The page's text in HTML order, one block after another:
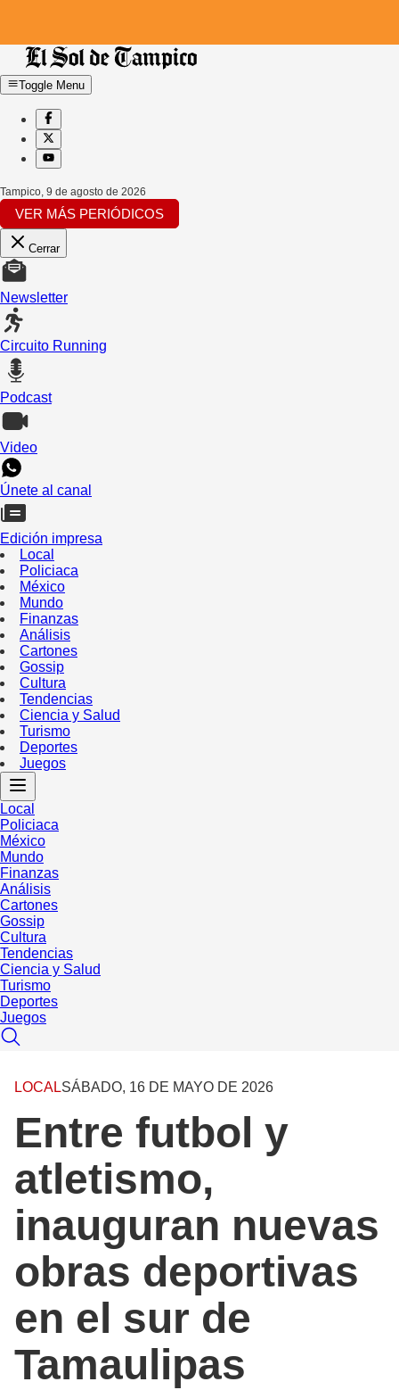
Toggle Menu
Tampico, 9 de agosto de 2026
VER MÁS PERIÓDICOS
Cerrar
Newsletter
Circuito Running
Podcast
Video
Únete al canal
Edición impresa
Local
Policiaca
México
Mundo
Finanzas
Análisis
Cartones
Gossip
Cultura
Tendencias
Ciencia y Salud
Turismo
Deportes
Juegos
Local
Policiaca
México
Mundo
Finanzas
Análisis
Cartones
Gossip
Cultura
Tendencias
Ciencia y Salud
Turismo
Deportes
Juegos
LOCALSÁBADO, 16 DE MAYO DE 2026
Entre futbol y
atletismo,
inauguran nuevas
obras deportivas
en el sur de
Tamaulipas